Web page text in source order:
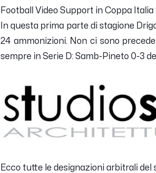
Football Video Support in Coppa Italia
In questa prima parte di stagione
24 ammonizioni. Non ci sono
sempre in Serie D: Samb-Pineto 0-3
Ecco tutte le designazioni arbitrali del